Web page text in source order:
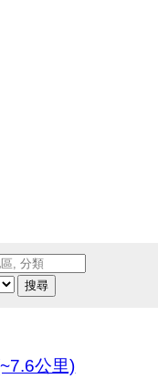
搜尋
公里)